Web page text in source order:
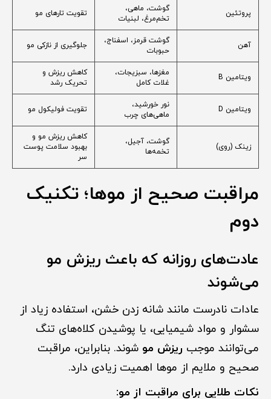
پروتئین
گوشت، ماهی،
تخم‌مرغ، لبنیات
تقویت تارهای مو
آهن
گوشت قرمز، اسفناج،
حبوبات
جلوگیری از نازکی مو
ویتامین B
مغزها، سبزیجات،
غلات کامل
کاهش ریزش و
تحریک رشد
ویتامین D
نور خورشید،
ماهی‌های چرب
تقویت فولیکول مو
زینک (روی)
گوشت، آجیل،
تخمه‌ها
کاهش ریزش مو و
بهبود سلامت پوست
سر
مراقبت صحیح از موها؛ تکنیک
دوم
عادت‌های روزانه که باعث ریزش مو
می‌شوند
عادات نادرست مانند شانه زدن خشن، استفاده زیاد از
سشوار و مواد شیمیایی، یا پوشیدن کلاه‌های تنگ
می‌توانند موجب ریزش مو شوند. بنابراین، مراقبت
صحیح و ملایم از موها اهمیت زیادی دارد.
نکات طلایی برای مراقبت از مو: